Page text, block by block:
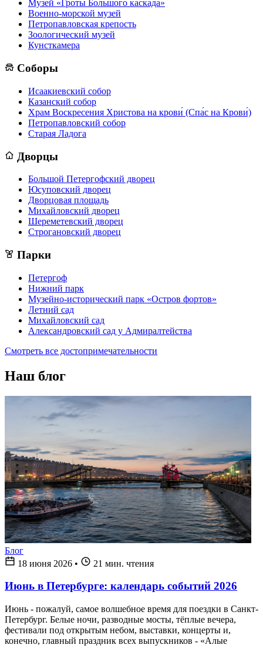
Музей «Гроты Большого каскада»
Военно-морской музей
Петропавловская крепость
Зоологический музей
Кунсткамера
Соборы
Исаакиевский собор
Казанский собор
Храм Воскресения Христова на крови́ (Спа́с на Крови́)
Петропавловский собор
Старая Ладога
Дворцы
Большой Петергофский дворец
Юсуповский дворец
Дворцовая площадь
Михайловский дворец
Шереметевский дворец
Строгановский дворец
Парки
Петергоф
Нижний парк
Музейно-исторический парк «Остров фортов»
Летний сад
Михайловский сад
Александровский сад у Адмиралтейства
Смотреть все достопримечательности
Наш блог
Блог
18 июня 2026 • 21 мин. чтения
Июнь в Петербурге: календарь событий 2026
Июнь - пожалуй, самое волшебное время для поездки в Санкт-
Петербург. Белые ночи, разводные мосты, тёплые вечера,
фестивали под открытым небом, выставки, концерты и,
конечно, главный праздник всех выпускников - «Алые